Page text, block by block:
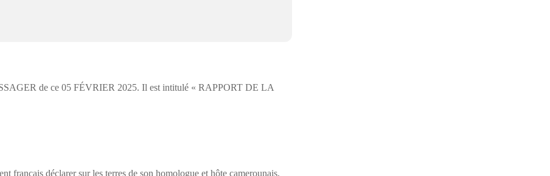
de ce 05 FÉVRIER 2025. Il est intitulé « RAPPORT DE LA
français déclarer sur les terres de son homologue et hôte camerounais,